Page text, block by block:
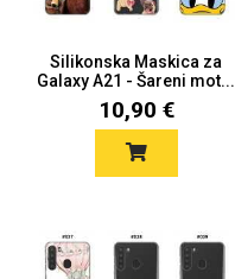
Silikonska Maskica za
Galaxy A21 - Šareni mot...
10,90 €